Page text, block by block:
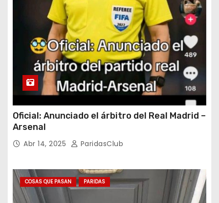
Oficial: Anunciado el árbitro del Real Madrid –
Arsenal
Abr 14, 2025 ParidasClub
COSAS QUE PASAN PARIDAS